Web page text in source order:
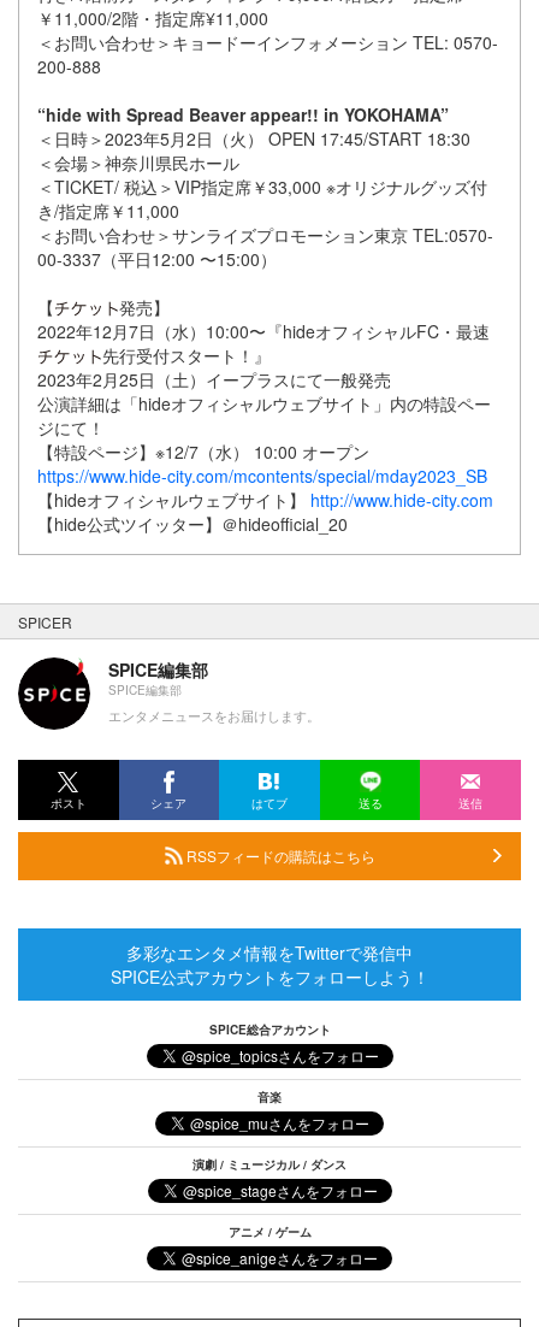
￥11,000/2階・指定席¥11,000
＜お問い合わせ＞キョードーインフォメーション TEL: 0570-
200-888
“hide with Spread Beaver appear!! in YOKOHAMA”
＜日時＞2023年5月2日（火） OPEN 17:45/START 18:30
＜会場＞神奈川県民ホール
＜TICKET/ 税込＞VIP指定席￥33,000 ※オリジナルグッズ付
き/指定席￥11,000
＜お問い合わせ＞サンライズプロモーション東京 TEL:0570-
00-3337（平日12:00 〜15:00）
【
発売】
2022年12月7日（水）10:00〜『hideオフィシャルFC・最速
先行受付スタート！』
2023年2月25日（土）イープラスにて一般発売
公演詳細は「hideオフィシャルウェブサイト」内の特設ペー
ジにて！
【特設ページ】※12/7（水） 10:00 オープン
https://www.hide-city.com/mcontents/special/mday2023_SB
【hideオフィシャルウェブサイト】 http://www.hide-city.com
【hide公式ツイッター】＠hideofficial_20
SPICER
SPICE編集部
SPICE編集部
エンタメニュースをお届けします。
ポスト シェア はてブ 送る 送信
RSSフィードの購読はこちら
多彩なエンタメ情報をTwitterで発信中
SPICE公式アカウントをフォローしよう！
SPICE総合アカウント
音楽
演劇 / ミュージカル / ダンス
アニメ / ゲーム